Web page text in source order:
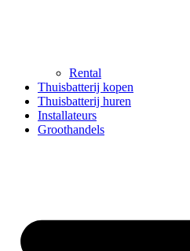
Rental
Thuisbatterij kopen
Thuisbatterij huren
Installateurs
Groothandels